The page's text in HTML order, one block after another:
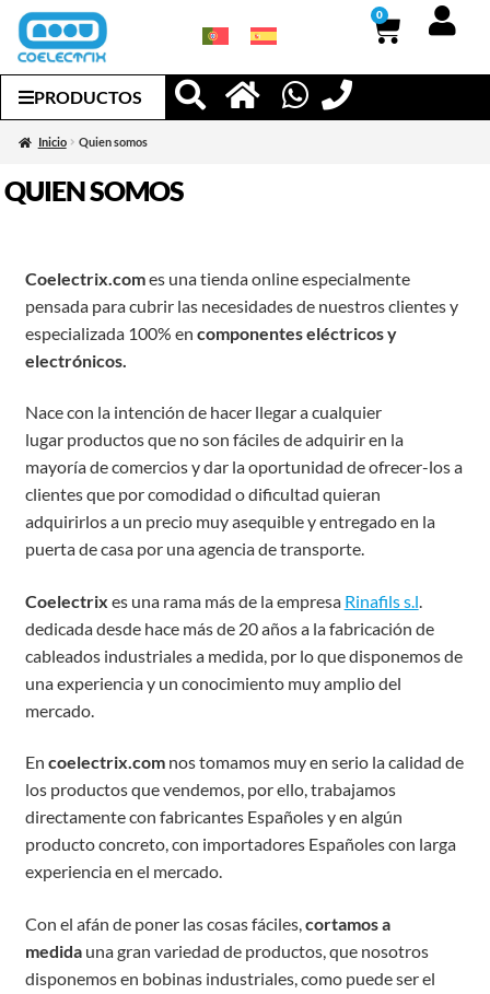
0
PRODUCTOS
Inicio Quien somos
QUIEN SOMOS
Coelectrix.comes una tienda online especialmente
pensada para cubrir las necesidades de nuestros clientes y
especializada 100% en componentes eléctricos y
electrónicos.
Nace con la intención de hacer llegar a cualquier
lugar productos que no son fáciles de adquirir en la
mayoría de comercios y dar la oportunidad de ofrecer-los a
clientes que por comodidad o dificultad quieran
adquirirlos a un precio muy asequible y entregado en la
puerta de casa por una agencia de transporte.
Coelectrix es una rama más de la empresa Rinafils s.l
dedicada desde hace más de 20 años a la fabricación de
cableados industriales a medida, por lo que disponemos de
una experiencia y un conocimiento muy amplio del
mercado.
En coelectrix.comnos tomamos muy en serio la calidad de
los productos que vendemos, por ello, trabajamos
directamente con fabricantes Españoles y en algún
producto concreto, con importadores Españoles con larga
experiencia en el mercado.
Con el afán de poner las cosas fáciles,cortamos a
medidauna gran variedad de productos, que nosotros
disponemos en bobinas industriales, como puede ser el